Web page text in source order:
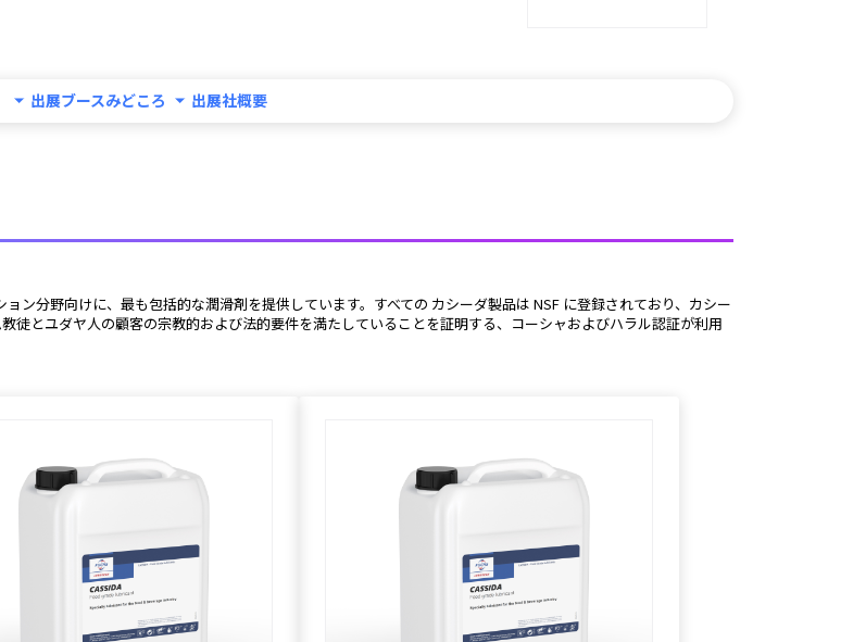
出展ブースみどころ 出展社概要
徒とユダヤ人の顧客の宗教的および法的要件を満たしていることを証明する、コーシャおよびハラル認証が利用